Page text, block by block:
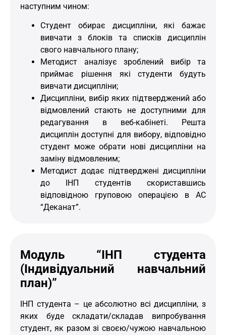
наступним чином:
Студент обирає дисципліни, які бажає
вивчати з блоків та списків дисциплін
свого навчального плану;
Методист аналізує зроблений вибір та
приймає рішення які студенти будуть
вивчати дисципліни;
Дисципліни, вибір яких підтверджений або
відмовлений стають не доступними для
редагування в веб-кабінеті. Решта
дисциплін доступні для вибору, відповідно
студент може обрати нові дисципліни на
заміну відмовленим;
Методист додає підтверджені дисципліни
до ІНП студентів скориставшись
відповідною груповою операцією в АС
“Деканат”.
Модуль “ІНП студента
(Індивідуальний навчальний
план)”
ІНП студента – це абсолютно всі дисципліни, з
яких буде складати/складав випробування
студент, як разом зі своєю/чужою навчальною